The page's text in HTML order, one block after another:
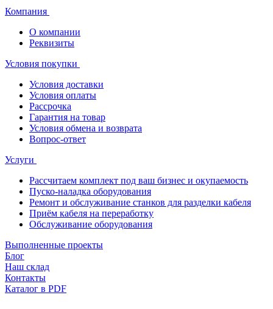
Компания
О компании
Реквизиты
Условия покупки
Условия доставки
Условия оплаты
Рассрочка
Гарантия на товар
Условия обмена и возврата
Вопрос-ответ
Услуги
Рассчитаем комплект под ваш бизнес и окупаемость
Пуско-наладка оборудования
Ремонт и обслуживание станков для разделки кабеля
Приём кабеля на переработку
Обслуживание оборудования
Выполненные проекты
Блог
Наш склад
Контакты
Каталог в PDF